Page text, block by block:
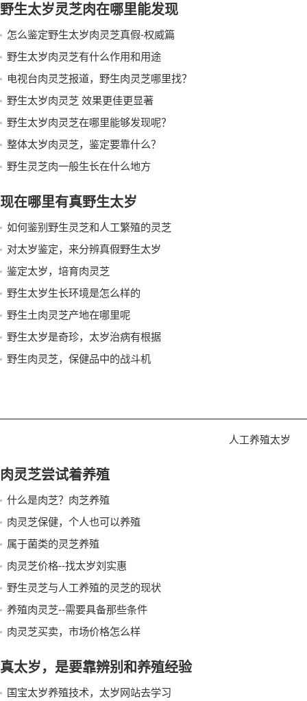
野生太岁灵芝肉在哪里能发现
怎么鉴定野生太岁肉灵芝真假-权威篇
野生太岁肉灵芝有什么作用和用途
电视台肉灵芝报道，野生肉灵芝哪里找？
野生太岁肉灵芝 效果更佳更显著
野生太岁肉灵芝在哪里能够发现呢？
整体太岁肉灵芝，鉴定要靠什么？
野生灵芝肉一般生长在什么地方
现在哪里有真野生太岁
如何鉴别野生灵芝和人工繁殖的灵芝
对太岁鉴定，来分辨真假野生太岁
鉴定太岁，培育肉灵芝
野生太岁生长环境是怎么样的
野生土肉灵芝产地在哪里呢
野生太岁是奇珍，太岁治病有根据
野生肉灵芝，保健品中的战斗机
人工养殖太岁
肉灵芝尝试着养殖
什么是肉芝？肉芝养殖
肉灵芝保健，个人也可以养殖
属于菌类的灵芝养殖
肉灵芝价格--找太岁刘实惠
野生灵芝与人工养殖的灵芝的现状
养殖肉灵芝--需要具备那些条件
肉灵芝买卖，市场价格怎么样
真太岁，是要靠辨别和养殖经验
国宝太岁养殖技术，太岁网站去学习